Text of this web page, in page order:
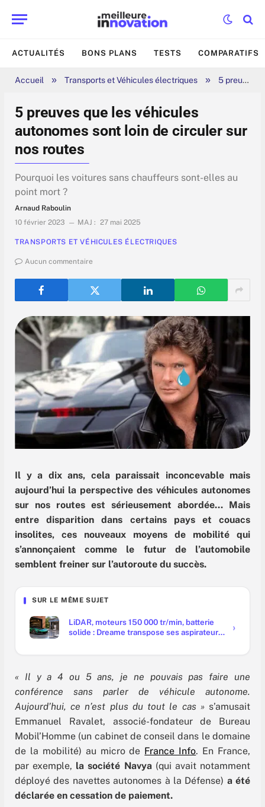
ACTUALITÉS BONS PLANS TESTS COMPARATIFS
Accueil » Transports et Véhicules électriques » 5 preuves que les véhicules autonomes sont loin de circuler sur nos routes
5 preuves que les véhicules
autonomes sont loin de circuler sur
nos routes
Pourquoi les voitures sans chauffeurs sont-elles au
point mort ?
Arnaud Raboulin
10 février 2023
MAJ : 27 mai 2025
TRANSPORTS ET VÉHICULES ÉLECTRIQUES
Aucun commentaire
Il y a dix ans, cela paraissait inconcevable mais
aujourd’hui la perspective des véhicules autonomes
sur nos routes est sérieusement abordée… Mais
entre disparition dans certains pays et couacs
insolites, ces nouveaux moyens de mobilité qui
s’annonçaient comme le futur de l’automobile
semblent freiner sur l’autoroute du succès.
SUR LE MÊME SUJET
LiDAR, moteurs 150 000 tr/min, batterie
solide : Dreame transpose ses aspirateurs
« Il y a 4 ou 5 ans, je ne pouvais pas faire une
conférence sans parler de véhicule autonome.
Aujourd’hui, ce n’est plus du tout le cas » s’amusait
Emmanuel Ravalet, associé-fondateur de Bureau
Mobil’Homme (un cabinet de conseil dans le domaine
de la mobilité) au micro de France Info. En France,
par exemple, la société Navya(qui avait notamment
déployé des navettes autonomes à la Défense) a été
déclarée en cessation de paiement.